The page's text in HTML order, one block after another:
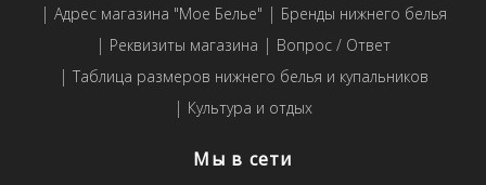
Адрес магазина "Мое Белье"
Бренды нижнего белья
Реквизиты магазина
Вопрос / Ответ
Таблица размеров нижнего белья и купальников
Культура и отдых
Мы в сети